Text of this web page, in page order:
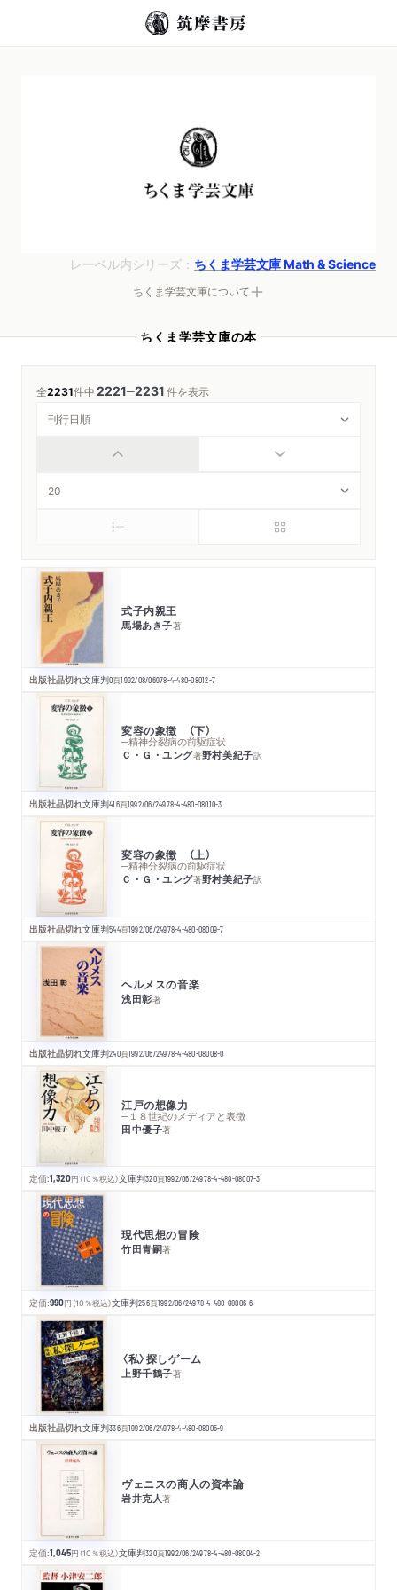
レーベル内シリーズ： ちくま学芸文庫 Math & Science
ちくま学芸文庫について
ちくま学芸文庫の本
全2231件中2221─2231件を表示
式子内親王
馬場あき子著
出版社品切れ文庫判0頁1992/08/06978-4-480-08012-7
変容の象徴 （下）
─精神分裂病の前駆症状
Ｃ・Ｇ・ユング著野村美紀子訳
出版社品切れ文庫判416頁1992/06/24978-4-480-08010-3
変容の象徴 （上）
─精神分裂病の前駆症状
Ｃ・Ｇ・ユング著野村美紀子訳
出版社品切れ文庫判544頁1992/06/24978-4-480-08009-7
ヘルメスの音楽
浅田彰著
出版社品切れ文庫判240頁1992/06/24978-4-480-08008-0
江戸の想像力
─１８世紀のメディアと表徴
田中優子著
定価:1,320円 （10％税込）文庫判320頁1992/06/24978-4-480-08007-3
現代思想の冒険
竹田青嗣著
定価:990円 （10％税込）文庫判256頁1992/06/24978-4-480-08006-6
〈私〉探しゲーム
上野千鶴子著
出版社品切れ文庫判336頁1992/06/24978-4-480-08005-9
ヴェニスの商人の資本論
岩井克人著
定価:1,045円 （10％税込）文庫判320頁1992/06/24978-4-480-08004-2